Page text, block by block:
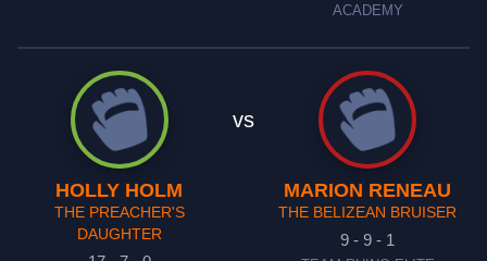
ACADEMY
HOLLY HOLM
THE PREACHER'S
DAUGHTER
vs
MARION RENEAU
THE BELIZEAN BRUISER
9 - 9 - 1